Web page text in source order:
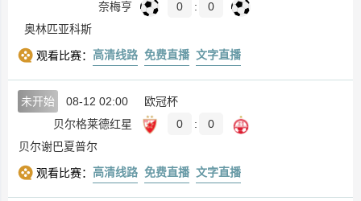
奈梅亨
0 :
0
奥林匹亚科斯
观看比赛： 高清线路 免费直播 文字直播
未开始 08-12 02:00
欧冠杯
贝尔格莱德红星
0 :
0
贝尔谢巴夏普尔
观看比赛： 高清线路 免费直播 文字直播